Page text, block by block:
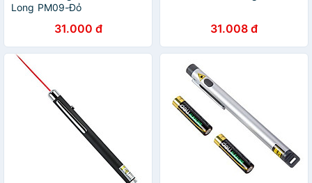
Long PM09-Đỏ
31.000 đ 31.008 đ